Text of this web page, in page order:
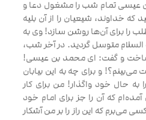
عيسى تمام شب را مشغول دعا و
كه خداوند، شيعيان را از آن بليه
را براى آن‌ها روشن سازد! وى به
متوسل گرديد. در آخر شب،
ساخت و گفت: اى محمد بن عيسى!
و براى چه به اين بيابان
حال خود واگذار! من براى كار
كه آن را جز براى امام خود
مى‌برم كه اين راز را بر من آشكار